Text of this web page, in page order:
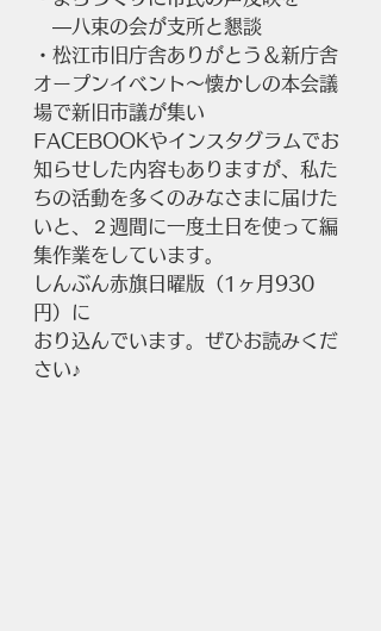
―八束の会が支所と懇談
・松江市旧庁舎ありがとう＆新庁舎
オープンイベント～懐かしの本会議
場で新旧市議が集い
FACEBOOKやインスタグラムでお
知らせした内容もありますが、私た
ちの活動を多くのみなさまに届けた
いと、２週間に一度土日を使って編
集作業をしています。
しんぶん赤旗日曜版（1ヶ月930
円）に
おり込んでいます。ぜひお読みくだ
さい♪